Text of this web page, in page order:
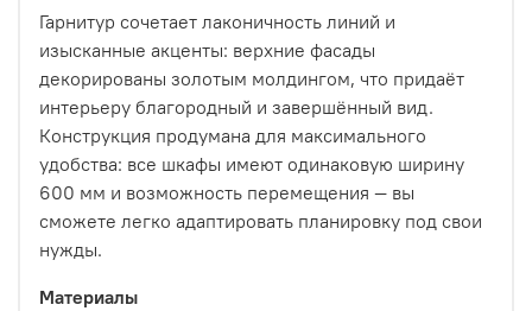
Гарнитур сочетает лаконичность линий и
изысканные акценты: верхние фасады
декорированы золотым молдингом, что придаёт
интерьеру благородный и завершённый вид.
Конструкция продумана для максимального
удобства: все шкафы имеют одинаковую ширину
600 мм и возможность перемещения — вы
сможете легко адаптировать планировку под свои
нужды.
Материалы